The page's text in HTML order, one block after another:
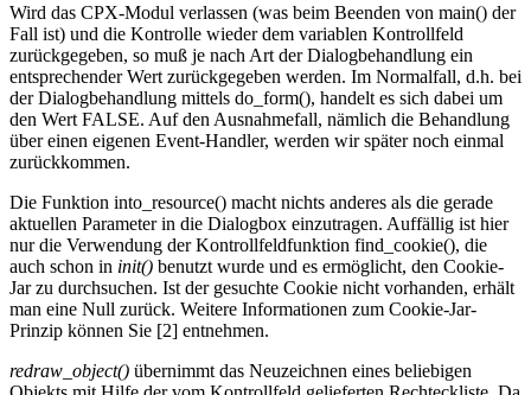
Wird das CPX-Modul verlassen (was beim Beenden von main() der
Fall ist) und die Kontrolle wieder dem variablen Kontrollfeld
zurückgegeben, so muß je nach Art der Dialogbehandlung ein
entsprechender Wert zurückgegeben werden. Im Normalfall, d.h. bei
der Dialogbehandlung mittels do_form(), handelt es sich dabei um
den Wert FALSE. Auf den Ausnahmefall, nämlich die Behandlung
über einen eigenen Event-Handler, werden wir später noch einmal
zurückkommen.
Die Funktion into_resource() macht nichts anderes als die gerade
aktuellen Parameter in die Dialogbox einzutragen. Auffällig ist hier
nur die Verwendung der Kontrollfeldfunktion find_cookie(), die
auch schon in init() benutzt wurde und es ermöglicht, den Cookie-
Jar zu durchsuchen. Ist der gesuchte Cookie nicht vorhanden, erhält
man eine Null zurück. Weitere Informationen zum Cookie-Jar-
Prinzip können Sie [2] entnehmen.
redraw_object() übernimmt das Neuzeichnen eines beliebigen